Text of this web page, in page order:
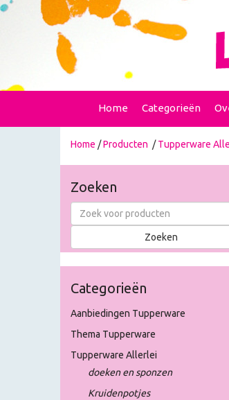
Home Categorieën
Home /Producten /Tupperware
Zoeken
Categorieën
Aanbiedingen Tupperware
Thema Tupperware
Tupperware Allerlei
doeken en sponzen
Kruidenpotjes